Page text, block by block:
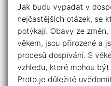
Jak budu vypadat v
nejčastějších otázek, se
potýkají. Obavy ze
věkem, jsou přirozené a
procesů dospívání. S
vzhledu, které mohou
Proto je důležité